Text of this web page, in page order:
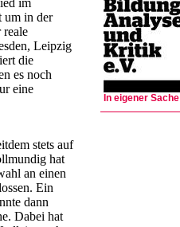
In eigener Sache
im
um in der
reale
Leipzig
die
es noch
eine
stets auf
hat
an einen
Ein
dann
Dabei hat